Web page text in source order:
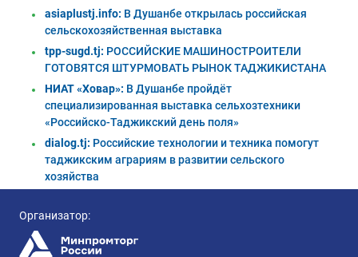
asiaplustj.info: В Душанбе открылась российская
сельскохозяйственная выставка
tpp-sugd.tj: РОССИЙСКИЕ МАШИНОСТРОИТЕЛИ
ГОТОВЯТСЯ ШТУРМОВАТЬ РЫНОК ТАДЖИКИСТАНА
НИАТ «Ховар»: В Душанбе пройдёт
специализированная выставка сельхозтехники
«Российско-Таджикский день поля»
dialog.tj: Российские технологии и техника помогут
таджикским аграриям в развитии сельского
хозяйства
Организатор: